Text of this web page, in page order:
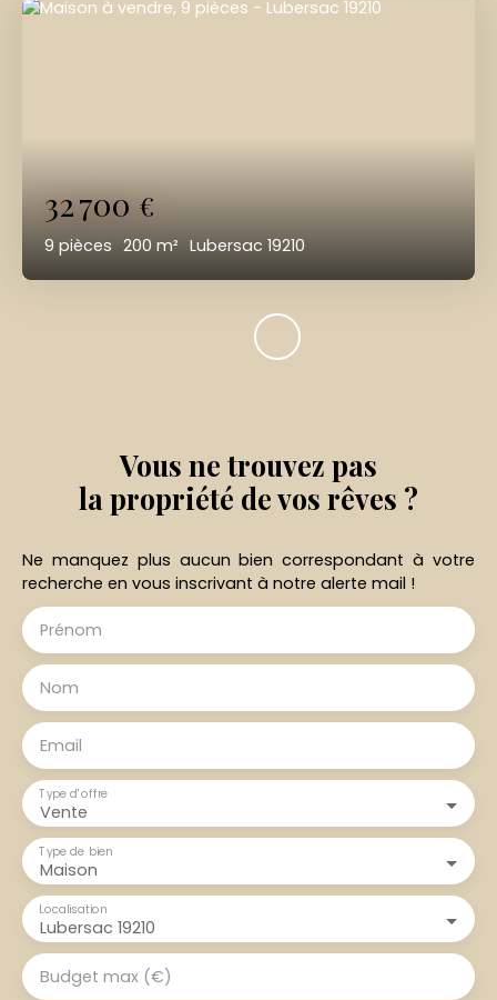
32 700€
9 pièces 200 m² Lubersac 19210
Vous ne trouvez pas
la propriété de vos rêves ?
Ne manquez plus aucun bien correspondant à votre
recherche en vous inscrivant à notre alerte mail !
Prénom
Nom
Email
Vente
Type d'offre
Maison
Type de bien
Lubersac 19210
Localisation
Budget max (€)